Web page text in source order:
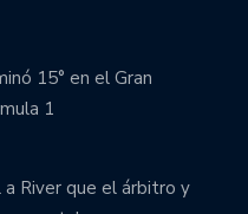
15° en el Gran
1
a River que el árbitro y